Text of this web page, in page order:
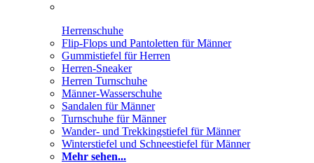
Herrenschuhe
Flip-Flops und Pantoletten für Männer
Gummistiefel für Herren
Herren-Sneaker
Herren Turnschuhe
Männer-Wasserschuhe
Sandalen für Männer
Turnschuhe für Männer
Wander- und Trekkingstiefel für Männer
Winterstiefel und Schneestiefel für Männer
Mehr sehen...